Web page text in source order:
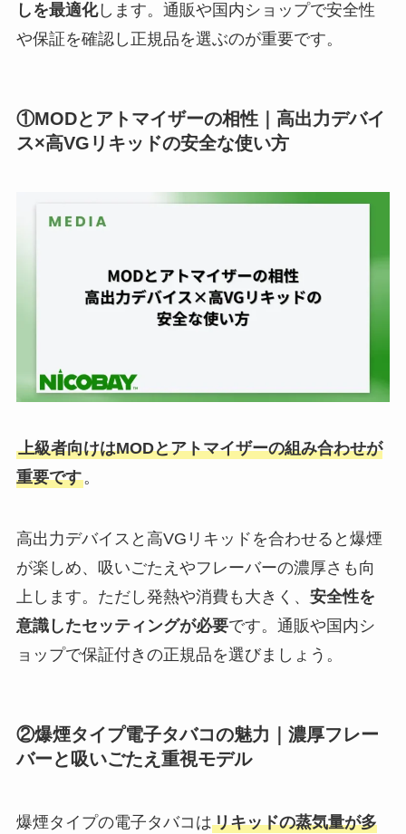
しを最適化します。通販や国内ショップで安全性
や保証を確認し正規品を選ぶのが重要です。
①MODとアトマイザーの相性｜高出力デバイ
ス×高VGリキッドの安全な使い方
上級者向けはMODとアトマイザーの組み合わせが
重要です。
高出力デバイスと高VGリキッドを合わせると爆煙
が楽しめ、吸いごたえやフレーバーの濃厚さも向
上します。ただし発熱や消費も大きく、 安全性を
意識したセッティングが必要です。通販や国内シ
ョップで保証付きの正規品を選びましょう。
②爆煙タイプ電子タバコの魅力｜濃厚フレー
バーと吸いごたえ重視モデル
爆煙タイプの電子タバコはリキッドの蒸気量が多